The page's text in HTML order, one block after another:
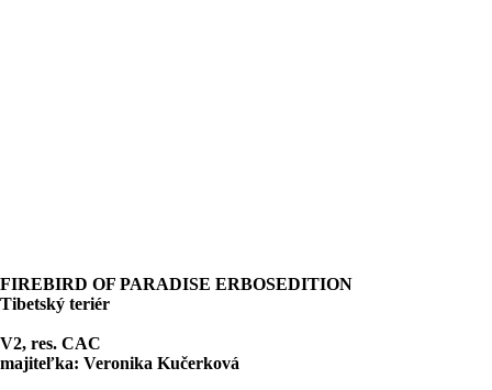
FIREBIRD OF PARADISE ERBOSEDITION
Tibetský teriér
V2, res. CAC
majiteľka: Veronika Kučerková